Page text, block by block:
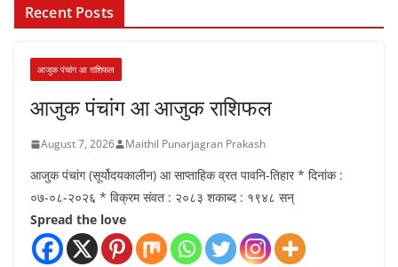
Recent Posts
आजुक पंचांग आ राशिफल
आजुक पंचांग आ आजुक राशिफल
August 7, 2026 Maithil Punarjagran Prakash
आजुक पंचांग (सूर्योदयकालीन) आ साप्ताहिक व्रत पावनि-तिहार * दिनांक :
०७-०८-२०२६ * विक्रम संवत : २०८३ शकाब्द : १९४८ सन्
Spread the love